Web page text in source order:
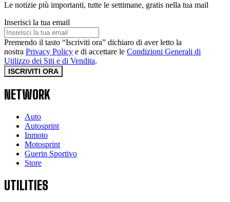
Le notizie più importanti, tutte le settimane, gratis nella tua mail
Inserisci la tua email
Premendo il tasto “Iscriviti ora” dichiaro di aver letto la
nostra Privacy Policy e di accettare le Condizioni Generali di
Utilizzo dei Siti e di Vendita.
ISCRIVITI ORA
NETWORK
Auto
Autosprint
Inmoto
Motosprint
Guerin Sportivo
Store
UTILITIES